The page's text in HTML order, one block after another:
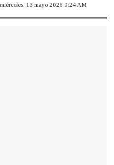
miércoles, 13 mayo 2026 9:24 AM